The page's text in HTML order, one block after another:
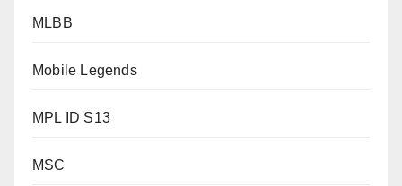
MLBB
Mobile Legends
MPL ID S13
MSC